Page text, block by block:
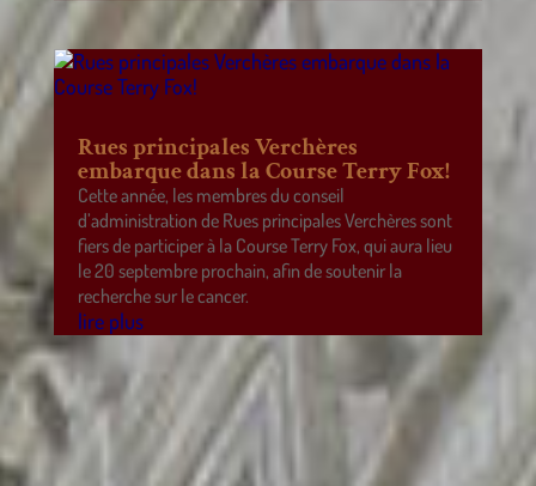
Rues principales Verchères
embarque dans la Course Terry Fox!
Cette année, les membres du conseil
d’administration de Rues principales Verchères sont
fiers de participer à la Course Terry Fox, qui aura lieu
le 20 septembre prochain, afin de soutenir la
recherche sur le cancer.
lire plus